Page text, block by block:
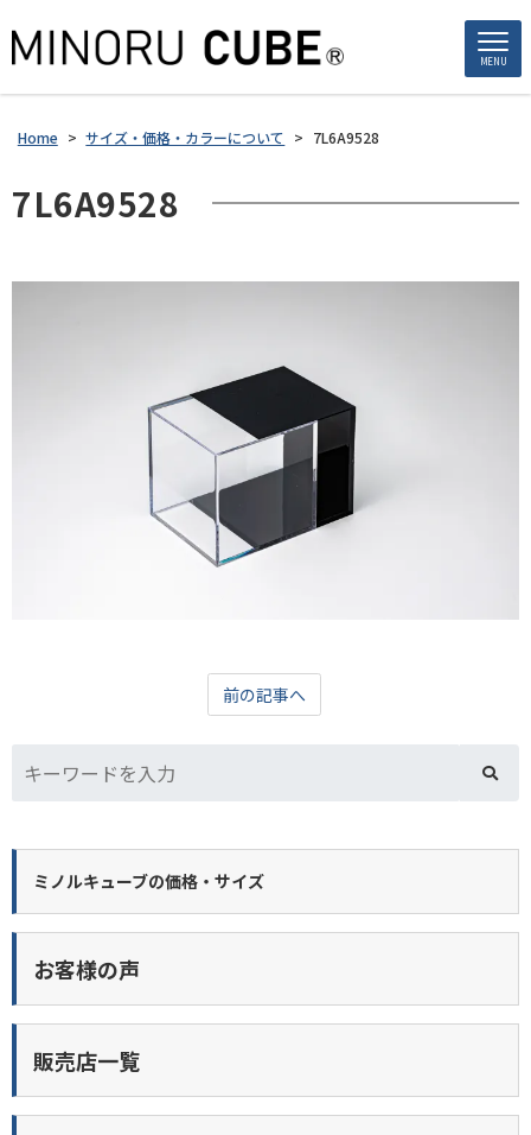
MENU
Home > サイズ・価格・カラーについて > 7L6A9528
7L6A9528
前の記事へ
ミノルキューブの価格・サイズ
お客様の声
販売店一覧